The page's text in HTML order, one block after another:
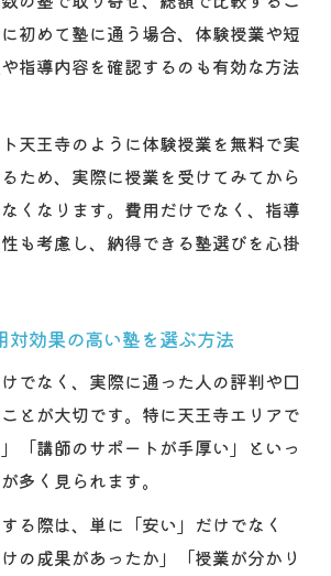
初めて塾に通う場合、体験授業や短
指導内容を確認するのも有効な方法
天王寺のように体験授業を無料で実
ため、実際に授業を受けてみてから
くなります。費用だけでなく、指導
も考慮し、納得できる塾選びを心掛
対効果の高い塾を選ぶ方法
でなく、実際に通った人の評判や口
とが大切です。特に天王寺エリアで
「講師のサポートが手厚い」といっ
多く見られます。
る際は、単に「安い」だけでなく
けの成果があったか」「授業が分かり